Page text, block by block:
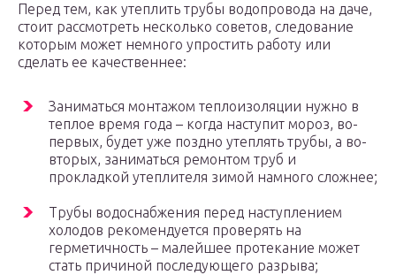
Перед тем, как утеплить трубы водопровода на даче,
стоит рассмотреть несколько советов, следование
которым может немного упростить работу или
сделать ее качественнее:
Заниматься монтажом теплоизоляции нужно в
теплое время года – когда наступит мороз, во-
первых, будет уже поздно утеплять трубы, а во-
вторых, заниматься ремонтом труб и
прокладкой утеплителя зимой намного сложнее;
Трубы водоснабжения перед наступлением
холодов рекомендуется проверять на
герметичность – малейшее протекание может
стать причиной последующего разрыва;